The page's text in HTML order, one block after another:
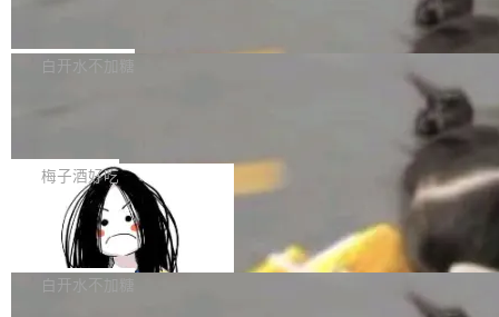
获配9...
题，该问题可能导致在旧版 Linux 内核...
P）！这一里程碑不仅标志着 Fluss 迈入新的发
长期停止内容更新，未能实现其作为“AI版维基百
提交的编辑请求也长期处于待处理状态。 Groki
pedia 于去年底上线，定位为由人工智能生成内
容的百科平台，被马斯克视为传统众包百科网站
维基百科的替代方案。Lawfare 调查发现，无论
热门页面还是低关注度页面，均未出现近期更
白开水不加糖
是这样的：配 MessageSource 的 Bean、写 R
eloadableResourceBundleMessageSource、
声明 LocaleResolver、注册 LocaleChangeInt
erceptor…五六步之后才能看到第一行翻译文
本。 Solon 换了个方式。整个 i18n 模块围绕三
梅子酒好吃
Apache Doris 4.1 全面增强 Iceberg：
支持 UPDATE、MERGE INTO 与 Iceb
erg V3
Apache Doris 4.1 要补齐的，正是缺失的那一
半。在已有查询能力的基础上，Doris 进一步支
白开水不加糖